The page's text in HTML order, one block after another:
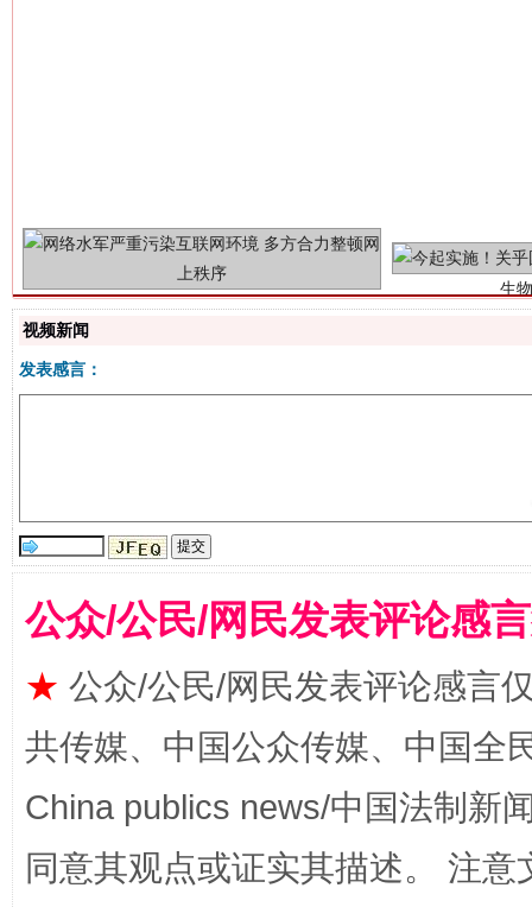
视频新闻
发表感言：
公众/公民/网民发表评论感
★ 公众/公民/网民发表评论感言
共传媒、中国公众传媒、中国全
China publics news/中国法制新
同意其观点或证实其描述。 注